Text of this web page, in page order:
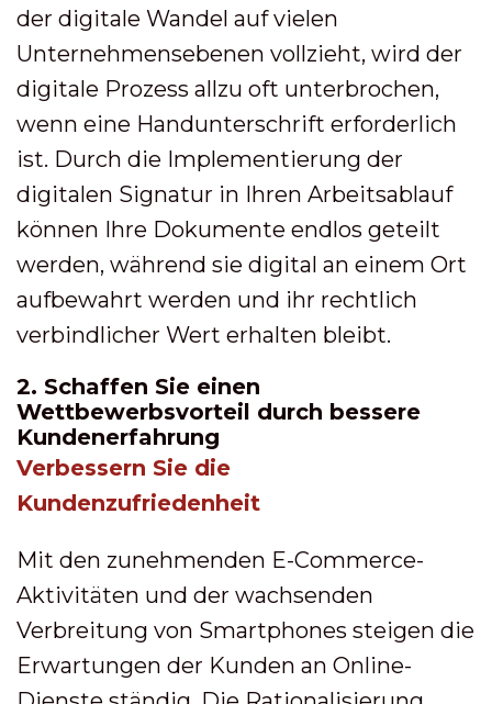
der digitale Wandel auf vielen
Unternehmensebenen vollzieht, wird der
digitale Prozess allzu oft unterbrochen,
wenn eine Handunterschrift erforderlich
ist. Durch die Implementierung der
digitalen Signatur in Ihren Arbeitsablauf
können Ihre Dokumente endlos geteilt
werden, während sie digital an einem Ort
aufbewahrt werden und ihr rechtlich
verbindlicher Wert erhalten bleibt.
2. Schaffen Sie einen
Wettbewerbsvorteil durch bessere
Kundenerfahrung
Verbessern Sie die
Kundenzufriedenheit
Mit den zunehmenden E-Commerce-
Aktivitäten und der wachsenden
Verbreitung von Smartphones steigen die
Erwartungen der Kunden an Online-